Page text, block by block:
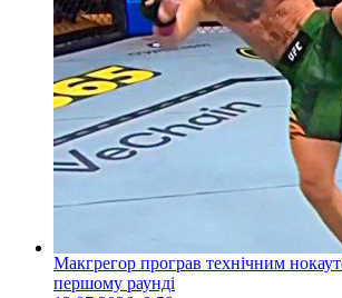
Макгрегор програв технічним
першому раунді